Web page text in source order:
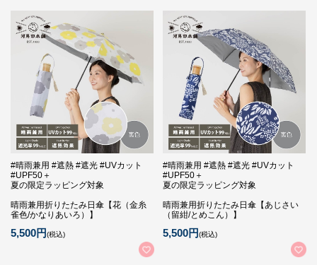
#晴雨兼用 #遮熱 #遮光 #UVカット
#UPF50＋
夏の限定ラッピング対象
晴雨兼用折りたたみ日傘【花（金糸
雀色/かなりあいろ）】
5,500円(税込)
#晴雨兼用 #遮熱 #遮光 #UVカット
#UPF50＋
夏の限定ラッピング対象
晴雨兼用折りたたみ日傘【あじさい
（留紺/とめこん）】
5,500円(税込)